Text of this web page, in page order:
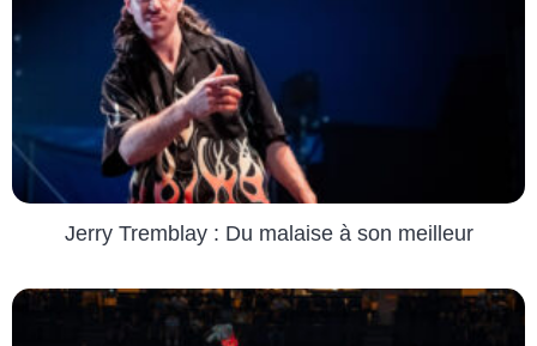
Jerry Tremblay : Du malaise à son meilleur